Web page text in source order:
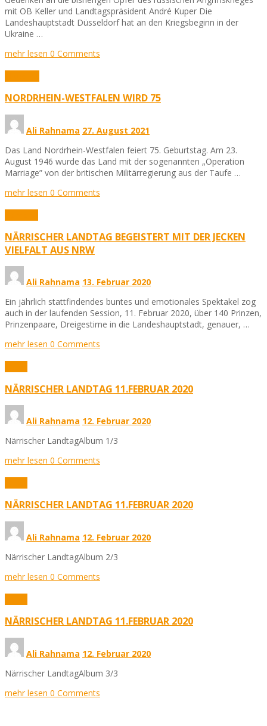
mit OB Keller und Landtagspräsident André Kuper Die
Landeshauptstadt Düsseldorf hat an den Kriegsbeginn in der
Ukraine …
mehr lesen 0 Comments
NORDRHEIN-WESTFALEN WIRD 75
Ali Rahnama 27. August 2021
Das Land Nordrhein-Westfalen feiert 75. Geburtstag. Am 23.
August 1946 wurde das Land mit der sogenannten „Operation
Marriage” von der britischen Militärregierung aus der Taufe …
mehr lesen 0 Comments
NÄRRISCHER LANDTAG BEGEISTERT MIT DER JECKEN
VIELFALT AUS NRW
Ali Rahnama 13. Februar 2020
Ein jährlich stattfindendes buntes und emotionales Spektakel zog
auch in der laufenden Session, 11. Februar 2020, über 140 Prinzen,
Prinzenpaare, Dreigestirne in die Landeshauptstadt, genauer, …
mehr lesen 0 Comments
NÄRRISCHER LANDTAG 11.FEBRUAR 2020
Ali Rahnama 12. Februar 2020
Närrischer LandtagAlbum 1/3
mehr lesen 0 Comments
NÄRRISCHER LANDTAG 11.FEBRUAR 2020
Ali Rahnama 12. Februar 2020
Närrischer LandtagAlbum 2/3
mehr lesen 0 Comments
NÄRRISCHER LANDTAG 11.FEBRUAR 2020
Ali Rahnama 12. Februar 2020
Närrischer LandtagAlbum 3/3
mehr lesen 0 Comments